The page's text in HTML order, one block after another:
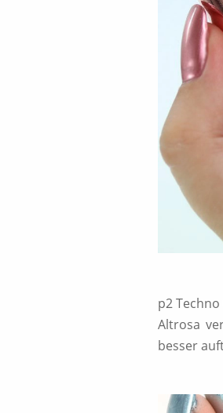
p2
Altrosa
besser